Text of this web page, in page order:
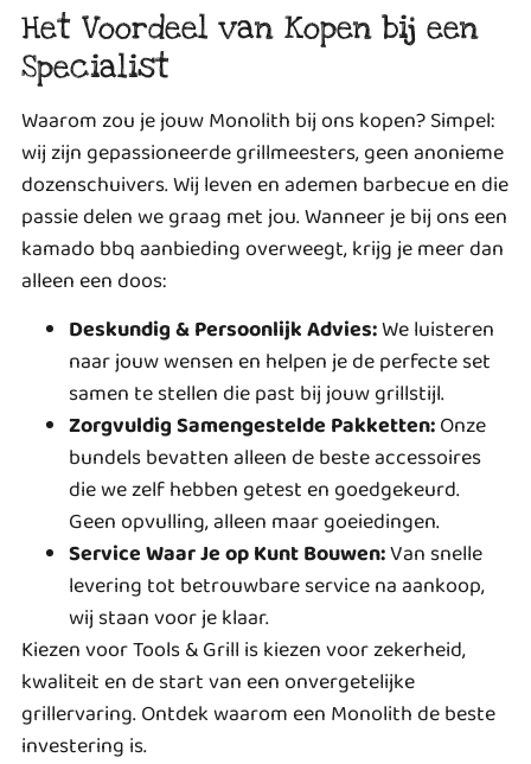
Het Voordeel van Kopen bij een
Specialist
Waarom zou je jouw Monolith bij ons kopen? Simpel:
wij zijn gepassioneerde grillmeesters, geen anonieme
dozenschuivers. Wij leven en ademen barbecue en die
passie delen we graag met jou. Wanneer je bij ons een
kamado bbq aanbieding overweegt, krijg je meer dan
alleen een doos:
Deskundig & Persoonlijk Advies:We luisteren
naar jouw wensen en helpen je de perfecte set
samen te stellen die past bij jouw grillstijl.
Zorgvuldig Samengestelde Pakketten:Onze
bundels bevatten alleen de beste accessoires
die we zelf hebben getest en goedgekeurd.
Geen opvulling, alleen maar goeiedingen.
Service Waar Je op Kunt Bouwen:Van snelle
levering tot betrouwbare service na aankoop,
wij staan voor je klaar.
Kiezen voor Tools & Grill is kiezen voor zekerheid,
kwaliteit en de start van een onvergetelijke
grillervaring.Ontdek waarom een Monolith de beste
investering is.